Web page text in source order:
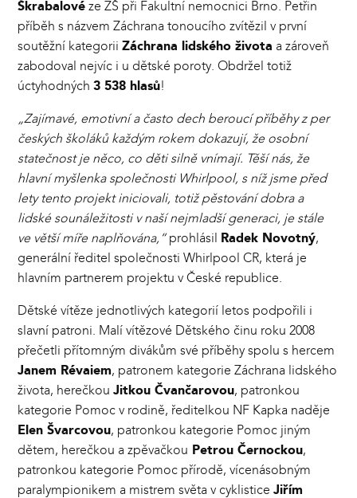
Škrabalové ze ZŠ při Fakultní nemocnici Brno. Petřin
příběh s názvem Záchrana tonoucího zvítězil v první
soutěžní kategoriiZáchrana lidského života a zároveň
zabodoval nejvíc i u dětské poroty. Obdržel totiž
úctyhodných3 538 hlasů!
„Zajímavé, emotivní a často dech beroucí příběhy z per
českých školáků každým rokem dokazují, že osobní
statečnost je něco, co děti silně vnímají. Těší nás, že
hlavní myšlenka společnosti Whirlpool, s níž jsme před
lety tento projekt iniciovali, totiž pěstování dobra a
lidské sounáležitosti v naší nejmladší generaci, je stále
ve větší míře naplňována,“prohlásil Radek Novotný,
generální ředitel společnosti Whirlpool CR, která je
hlavním partnerem projektu v České republice.
Dětské vítěze jednotlivých kategorií letos podpořili i
slavní patroni. Malí vítězové Dětského činu roku 2008
přečetli přítomným divákům své příběhy spolu s hercem
Janem Révaiem, patronem kategorie Záchrana lidského
života, herečkouJitkou Čvančarovou, patronkou
kategorie Pomoc v rodině, ředitelkou NF Kapka naděje
Elen Švarcovou, patronkou kategorie Pomoc jiným
dětem, herečkou a zpěvačkou Petrou Černockou,
patronkou kategorie Pomoc přírodě, vícenásobným
paralympionikem a mistrem světa v cyklisticeJiřím